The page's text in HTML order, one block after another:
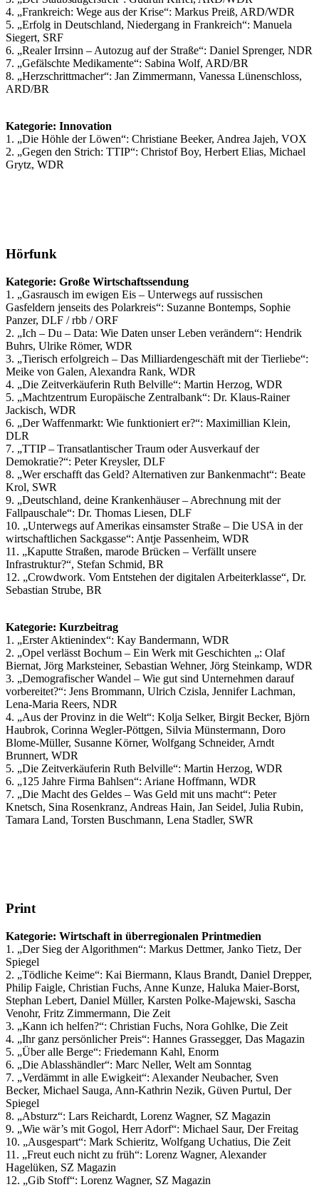
4. „Frankreich: Wege aus der Krise“: Markus Preiß, ARD/WDR
5. „Erfolg in Deutschland, Niedergang in Frankreich“: Manuela
Siegert, SRF
6. „Realer Irrsinn – Autozug auf der Straße“: Daniel Sprenger, NDR
7. „Gefälschte Medikamente“: Sabina Wolf, ARD/BR
8. „Herzschrittmacher“: Jan Zimmermann, Vanessa Lünenschloss,
ARD/BR
Kategorie: Innovation
1. „Die Höhle der Löwen“: Christiane Beeker, Andrea Jajeh, VOX
2. „Gegen den Strich: TTIP“: Christof Boy, Herbert Elias, Michael
Grytz, WDR
Hörfunk
Kategorie: Große Wirtschaftssendung
1. „Gasrausch im ewigen Eis – Unterwegs auf russischen
Gasfeldern jenseits des Polarkreis“: Suzanne Bontemps, Sophie
Panzer, DLF / rbb / ORF
2. „Ich – Du – Data: Wie Daten unser Leben verändern“: Hendrik
Buhrs, Ulrike Römer, WDR
3. „Tierisch erfolgreich – Das Milliardengeschäft mit der Tierliebe“:
Meike von Galen, Alexandra Rank, WDR
4. „Die Zeitverkäuferin Ruth Belville“: Martin Herzog, WDR
5. „Machtzentrum Europäische Zentralbank“: Dr. Klaus-Rainer
Jackisch, WDR
6. „Der Waffenmarkt: Wie funktioniert er?“: Maximillian Klein,
DLR
7. „TTIP – Transatlantischer Traum oder Ausverkauf der
Demokratie?“: Peter Kreysler, DLF
8. „Wer erschafft das Geld? Alternativen zur Bankenmacht“: Beate
Krol, SWR
9. „Deutschland, deine Krankenhäuser – Abrechnung mit der
Fallpauschale“: Dr. Thomas Liesen, DLF
10. „Unterwegs auf Amerikas einsamster Straße – Die USA in der
wirtschaftlichen Sackgasse“: Antje Passenheim, WDR
11. „Kaputte Straßen, marode Brücken – Verfällt unsere
Infrastruktur?“, Stefan Schmid, BR
12. „Crowdwork. Vom Entstehen der digitalen Arbeiterklasse“, Dr.
Sebastian Strube, BR
Kategorie: Kurzbeitrag
1. „Erster Aktienindex“: Kay Bandermann, WDR
2. „Opel verlässt Bochum – Ein Werk mit Geschichten „: Olaf
Biernat, Jörg Marksteiner, Sebastian Wehner, Jörg Steinkamp, WDR
3. „Demografischer Wandel – Wie gut sind Unternehmen darauf
vorbereitet?“: Jens Brommann, Ulrich Czisla, Jennifer Lachman,
Lena-Maria Reers, NDR
4. „Aus der Provinz in die Welt“: Kolja Selker, Birgit Becker, Björn
Haubrok, Corinna Wegler-Pöttgen, Silvia Münstermann, Doro
Blome-Müller, Susanne Körner, Wolfgang Schneider, Arndt
Brunnert, WDR
5. „Die Zeitverkäuferin Ruth Belville“: Martin Herzog, WDR
6. „125 Jahre Firma Bahlsen“: Ariane Hoffmann, WDR
7. „Die Macht des Geldes – Was Geld mit uns macht“: Peter
Knetsch, Sina Rosenkranz, Andreas Hain, Jan Seidel, Julia Rubin,
Tamara Land, Torsten Buschmann, Lena Stadler, SWR
Print
Kategorie: Wirtschaft in überregionalen Printmedien
1. „Der Sieg der Algorithmen“: Markus Dettmer, Janko Tietz, Der
Spiegel
2. „Tödliche Keime“: Kai Biermann, Klaus Brandt, Daniel Drepper,
Philip Faigle, Christian Fuchs, Anne Kunze, Haluka Maier-Borst,
Stephan Lebert, Daniel Müller, Karsten Polke-Majewski, Sascha
Venohr, Fritz Zimmermann, Die Zeit
3. „Kann ich helfen?“: Christian Fuchs, Nora Gohlke, Die Zeit
4. „Ihr ganz persönlicher Preis“: Hannes Grassegger, Das Magazin
5. „Über alle Berge“: Friedemann Kahl, Enorm
6. „Die Ablasshändler“: Marc Neller, Welt am Sonntag
7. „Verdämmt in alle Ewigkeit“: Alexander Neubacher, Sven
Becker, Michael Sauga, Ann-Kathrin Nezik, Güven Purtul, Der
Spiegel
8. „Absturz“: Lars Reichardt, Lorenz Wagner, SZ Magazin
9. „Wie wär’s mit Gogol, Herr Adorf“: Michael Saur, Der Freitag
10. „Ausgespart“: Mark Schieritz, Wolfgang Uchatius, Die Zeit
11. „Freut euch nicht zu früh“: Lorenz Wagner, Alexander
Hagelüken, SZ Magazin
12. „Gib Stoff“: Lorenz Wagner, SZ Magazin